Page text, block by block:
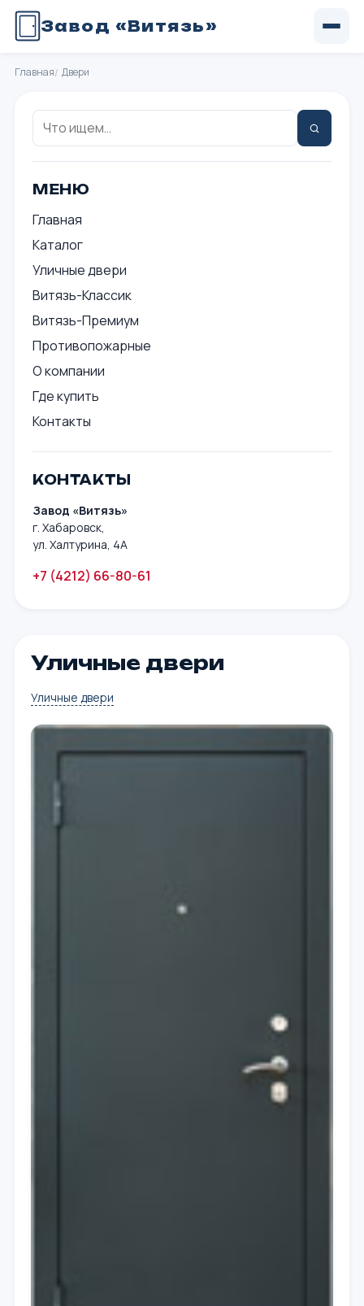
Завод «Витязь»
Главная Двери
Поиск:
Найти
МЕНЮ
Главная
Каталог
Уличные двери
Витязь-Классик
Витязь-Премиум
Противопожарные
О компании
Где купить
Контакты
КОНТАКТЫ
Завод «Витязь»
г. Хабаровск,
ул. Халтурина, 4А
+7 (4212) 66-80-61
Уличные двери
Уличные двери